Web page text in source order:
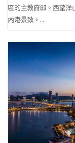
區的主教府邸。西望洋
內港景致。...